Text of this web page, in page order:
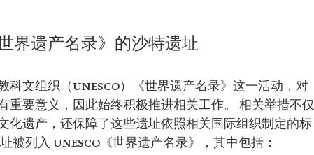
界遗产名录》的沙特遗址
文组织（UNESCO）《世界遗产名录》这一活动，对
重要意义，因此始终积极推进相关工作。 相关举措不仅
化遗产，还保障了这些遗址依照相关国际组织制定的标
列入 UNESCO《世界遗产名录》，其中包括：